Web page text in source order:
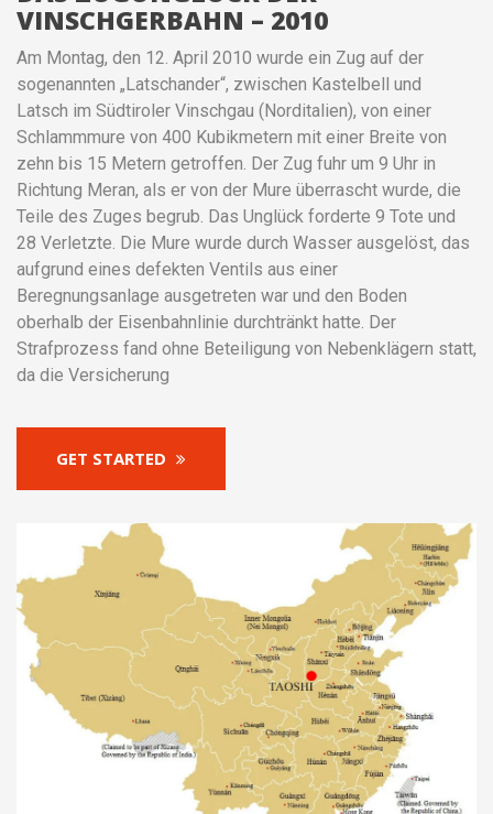
VINSCHGERBAHN – 2010
Am Montag, den 12. April 2010 wurde ein Zug auf der
sogenannten „Latschander“, zwischen Kastelbell und
Latsch im Südtiroler Vinschgau (Norditalien), von einer
Schlammmure von 400 Kubikmetern mit einer Breite von
zehn bis 15 Metern getroffen. Der Zug fuhr um 9 Uhr in
Richtung Meran, als er von der Mure überrascht wurde, die
Teile des Zuges begrub. Das Unglück forderte 9 Tote und
28 Verletzte. Die Mure wurde durch Wasser ausgelöst, das
aufgrund eines defekten Ventils aus einer
Beregnungsanlage ausgetreten war und den Boden
oberhalb der Eisenbahnlinie durchtränkt hatte. Der
Strafprozess fand ohne Beteiligung von Nebenklägern statt,
da die Versicherung
GET STARTED